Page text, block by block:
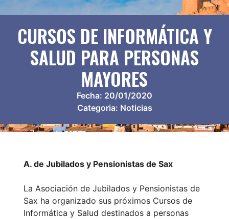
CURSOS DE INFORMÁTICA Y
SALUD PARA PERSONAS
MAYORES
Fecha: 20/01/2020
Categoria: Noticias
A. de Jubilados y Pensionistas de Sax
La Asociación de Jubilados y Pensionistas de
Sax ha organizado sus próximos Cursos de
Informática y Salud destinados a personas